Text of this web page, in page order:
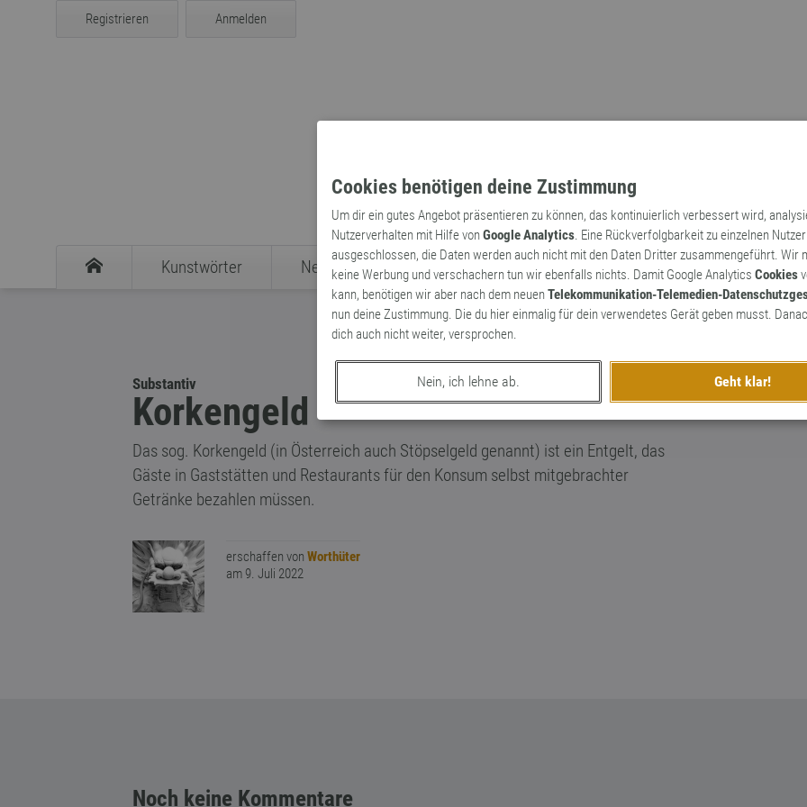
Cookies benötigen deine Zustimmung
Um dir ein gutes Angebot präsentieren zu können, das kontinuierlich verbessert wird,
Nutzerverhalten mit Hilfe vonGoogle Analytics. Eine Rückverfolgbarkeit zu einzelnen
ausgeschlossen, die Daten werden auch nicht mit den Daten Dritter zusammengeführt. Wir
keine Werbung und verschachern tun wir ebenfalls nichts. Damit Google Analytics Cookies
kann, benötigen wir aber nach dem neuenTelekommunikation-Telemedien-
nun deine Zustimmung. Die du hier einmalig für dein verwendetes Gerät geben musst.
dich auch nicht weiter, versprochen.
Nein, ich lehne ab. Geht klar!
Registrieren Anmelden
Kunstwörter Neologismen Archaismen Markennamen
Substantiv
Korkengeld
Das sog. Korkengeld (in Österreich auch Stöpselgeld genannt) ist ein Entgelt, das
Gäste in Gaststätten und Restaurants für den Konsum selbst mitgebrachter
Getränke bezahlen müssen.
erschaffen von Worthüter
am 9. Juli 2022
Noch keine Kommentare